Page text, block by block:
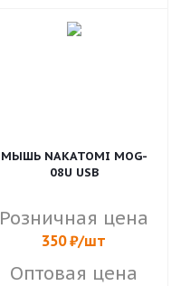
МЫШЬ NAKATOMI MOG-
08U USB
Розничная цена
350₽/шт
Оптовая цена